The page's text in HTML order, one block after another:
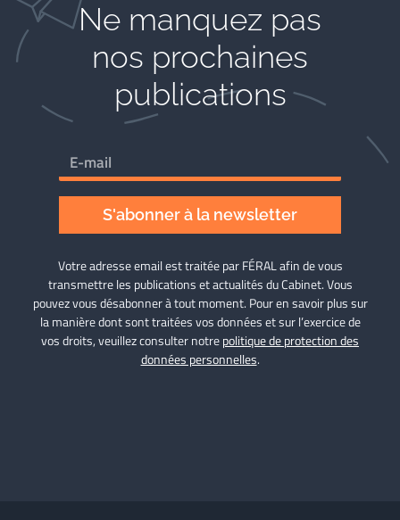
Ne manquez pas
nos prochaines
publications
S'abonner à la newsletter
Votre adresse email est traitée par FÉRAL afin de vous
transmettre les publications et actualités du Cabinet. Vous
pouvez vous désabonner à tout moment. Pour en savoir plus sur
la manière dont sont traitées vos données et sur l’exercice de
vos droits, veuillez consulter notrepolitique de protection des
données personnelles.